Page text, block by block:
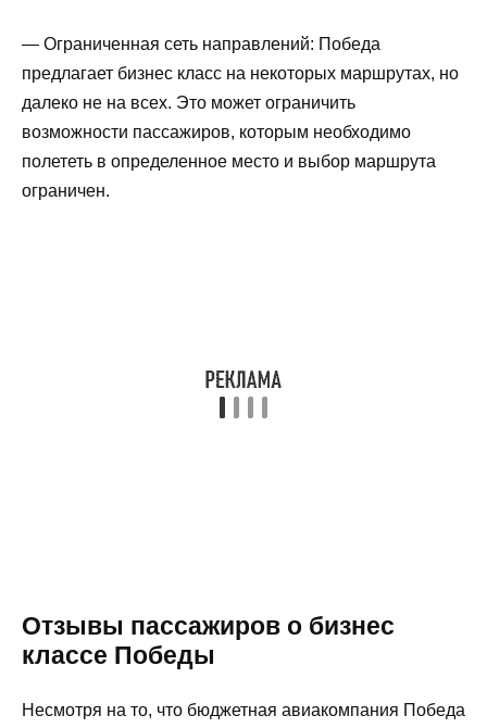
— Ограниченная сеть направлений: Победа
предлагает бизнес класс на некоторых маршрутах, но
далеко не на всех. Это может ограничить
возможности пассажиров, которым необходимо
полететь в определенное место и выбор маршрута
ограничен.
Отзывы пассажиров о бизнес
классе Победы
Несмотря на то, что бюджетная авиакомпания Победа